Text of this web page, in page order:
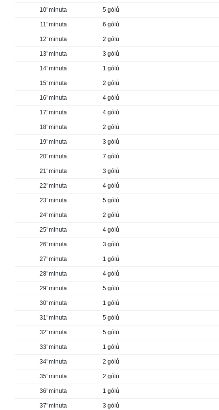
10' minuta 5 gólů
11' minuta 6 gólů
12' minuta 2 gólů
13' minuta 3 gólů
14' minuta 1 gólů
15' minuta 2 gólů
16' minuta 4 gólů
17' minuta 4 gólů
18' minuta 2 gólů
19' minuta 3 gólů
20' minuta 7 gólů
21' minuta 3 gólů
22' minuta 4 gólů
23' minuta 5 gólů
24' minuta 2 gólů
25' minuta 4 gólů
26' minuta 3 gólů
27' minuta 1 gólů
28' minuta 4 gólů
29' minuta 5 gólů
30' minuta 1 gólů
31' minuta 5 gólů
32' minuta 5 gólů
33' minuta 1 gólů
34' minuta 2 gólů
35' minuta 2 gólů
36' minuta 1 gólů
37' minuta 3 gólů